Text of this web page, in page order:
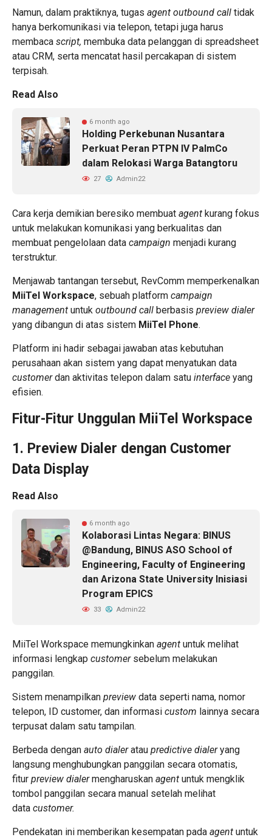
Namun, dalam praktiknya, tugas agent outbound call tidak
hanya berkomunikasi via telepon, tetapi juga harus
membaca script, membuka data pelanggan di spreadsheet
atau CRM, serta mencatat hasil percakapan di sistem
terpisah.
Read Also
6 month ago
Holding Perkebunan Nusantara
Perkuat Peran PTPN IV PalmCo
dalam Relokasi Warga Batangtoru
27 Admin22
Cara kerja demikian beresiko membuat agent kurang fokus
untuk melakukan komunikasi yang berkualitas dan
membuat pengelolaan data campaign menjadi kurang
terstruktur.
Menjawab tantangan tersebut, RevComm memperkenalkan
MiiTel Workspace, sebuah platform campaign
management untuk outbound call berbasis preview dialer
yang dibangun di atas sistem MiiTel Phone.
Platform ini hadir sebagai jawaban atas kebutuhan
perusahaan akan sistem yang dapat menyatukan data
customerdan aktivitas telepon dalam satu interface yang
efisien.
Fitur-Fitur Unggulan MiiTel Workspace
1. Preview Dialer dengan Customer
Data Display
Read Also
6 month ago
Kolaborasi Lintas Negara: BINUS
@Bandung, BINUS ASO School of
Engineering, Faculty of Engineering
dan Arizona State University Inisiasi
Program EPICS
33 Admin22
MiiTel Workspace memungkinkan agent untuk melihat
informasi lengkap customersebelum melakukan
panggilan.
Sistem menampilkan preview data seperti nama, nomor
telepon, ID customer, dan informasi custom lainnya secara
terpusat dalam satu tampilan.
Berbeda dengan auto dialeratau predictive dialeryang
langsung menghubungkan panggilan secara otomatis,
fitur preview dialermengharuskan agent untuk mengklik
tombol panggilan secara manual setelah melihat
data customer.
Pendekatan ini memberikan kesempatan pada agent untuk